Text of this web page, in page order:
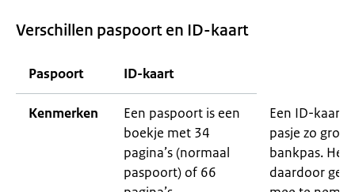
Verschillen paspoort en ID-kaart
Paspoort ID-kaart
Kenmerken
Een paspoort is een
boekje met 34
pagina’s (normaal
paspoort) of 66
Een ID-kaart
pasje zo
bankpas. Het
daardoor